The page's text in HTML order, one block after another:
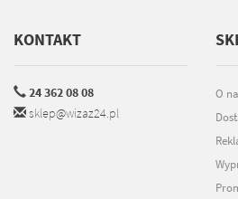
KONTAKT
24 362 08 08
sklep@wizaz24.pl
O